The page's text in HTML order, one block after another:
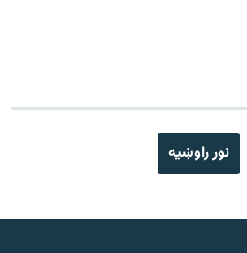
نور راوښيه